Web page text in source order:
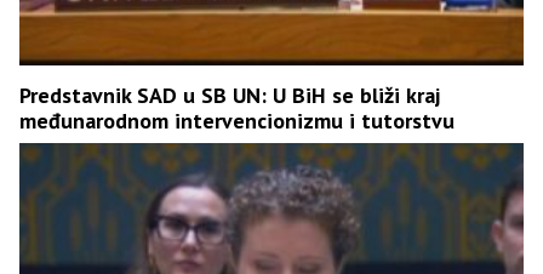
Predstavnik SAD u SB UN: U BiH se bliži kraj
međunarodnom intervencionizmu i tutorstvu